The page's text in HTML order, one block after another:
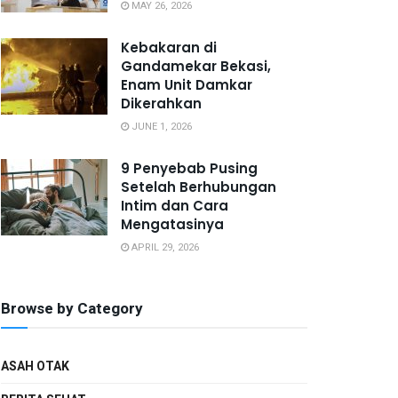
MAY 26, 2026
Kebakaran di
Gandamekar Bekasi,
Enam Unit Damkar
Dikerahkan
JUNE 1, 2026
9 Penyebab Pusing
Setelah Berhubungan
Intim dan Cara
Mengatasinya
APRIL 29, 2026
Browse by Category
ASAH OTAK